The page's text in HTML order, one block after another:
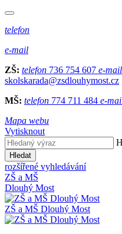
telefon
e-mail
ZŠ: telefon 736 754 607 e-mail
skolskarada@zsdlouhymost.cz
MŠ: telefon 774 711 484 e-
Mapa webu
Vytisknout
Hledat
rozšířené vyhledávání
ZŠ a MŠ
Dlouhý Most
ZŠ a MŠ Dlouhý Most